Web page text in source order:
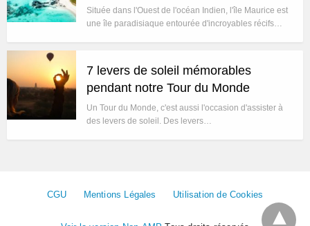
Située dans l'Ouest de l'océan Indien, l'île Maurice est
une île paradisiaque entourée d'incroyables récifs…
7 levers de soleil mémorables
pendant notre Tour du Monde
Un Tour du Monde, c'est aussi l'occasion d'assister à
des levers de soleil. Des levers…
CGU Mentions Légales Utilisation de Cookies